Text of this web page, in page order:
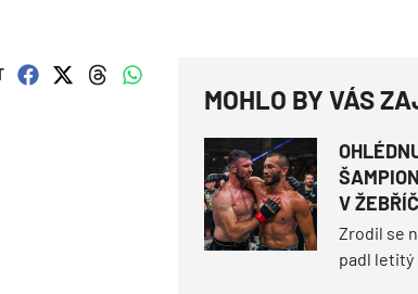
MOHLO BY VÁS
V
Zrodil se
padl letitý